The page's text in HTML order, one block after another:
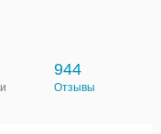
944
Отзывы